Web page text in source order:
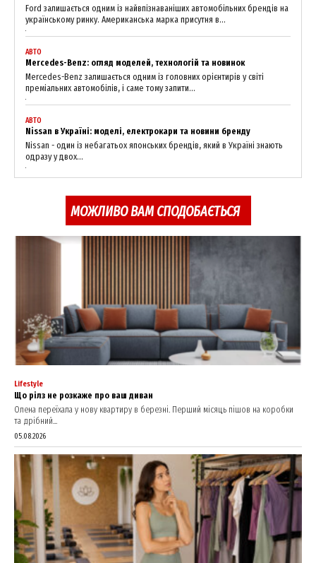
Ford залишається одним із найвпізнаваніших автомобільних брендів на
українському ринку. Американська марка присутня в...
АВТО
Mercedes-Benz: огляд моделей, технологій та новинок
Mercedes-Benz залишається одним із головних орієнтирів у світі
преміальних автомобілів, і саме тому запити...
АВТО
Nissan в Україні: моделі, електрокари та новини бренду
Nissan - один із небагатьох японських брендів, який в Україні знають
одразу у двох...
МОЖЛИВО ВАМ СПОДОБАЄТЬСЯ
Lifestyle
Що рілз не розкаже про ваш диван
Олена переїхала у нову квартиру в березні. Перший місяць пішов на коробки
та дрібний...
05.08.2026